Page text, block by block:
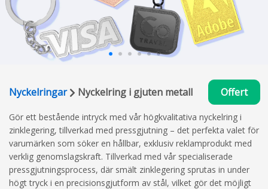
Nyckelringar Nyckelring i gjuten metall Offert
Gör ett bestående intryck med vår högkvalitativa nyckelring i
zinklegering, tillverkad med pressgjutning – det perfekta valet för
varumärken som söker en hållbar, exklusiv reklamprodukt med
verklig genomslagskraft. Tillverkad med vår specialiserade
pressgjutningsprocess, där smält zinklegering sprutas in under
högt tryck i en precisionsgjutform av stål, vilket gör det möjligt